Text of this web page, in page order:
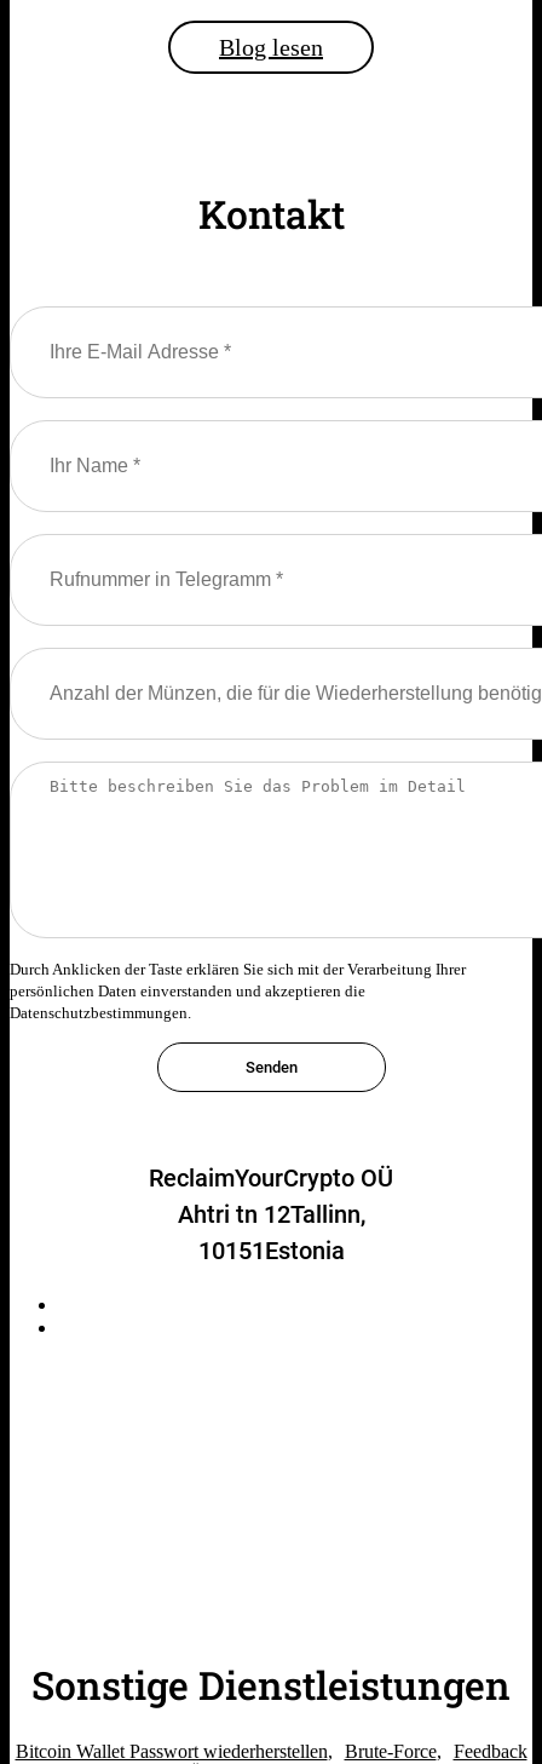
Blog lesen
Kontakt
Durch Anklicken der Taste erklären Sie sich mit der Verarbeitung Ihrer
persönlichen Daten einverstanden und akzeptieren die
Datenschutzbestimmungen.
ReclaimYourCrypto OÜ
Ahtri tn 12Tallinn,
10151Estonia
Sonstige Dienstleistungen
Bitcoin Wallet Passwort wiederherstellen Brute-Force
Feedback